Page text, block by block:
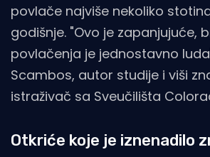
povlače najviše nekoliko
godišnje. "Ovo je zapanjujuće,
povlačenja je jednostavno
Scambos, autor studije i viši
istraživač sa Sveučilišta
Otkriće koje je iznenadilo